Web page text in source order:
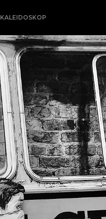
KALEIDOSKOP